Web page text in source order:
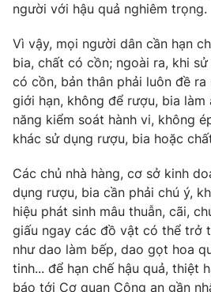
THỜI BÁO VTV
Theo dõi báo trên
Cơ quan chủ quản:Đài Truyền hình
Giấy phép hoạt động báo in và báo
cấp ngày 29/12/2023
Tổng Biên tập:Vũ Thanh Thủy
Phó Tổng Biên tập:
Nguyễn Thị Mỹ
Nguyễn Trọng Ninh
Tổng đài VTV: 024.38 355 931 -
người với hậu quả nghiêm trọng.
Vì vậy, mọi người dân cần hạn
bia, chất có cồn; ngoài ra, khi
có cồn, bản thân phải luôn đề
giới hạn, không để rượu, bia làm
năng kiểm soát hành vi, không
khác sử dụng rượu, bia hoặc
Các chủ nhà hàng, cơ sở kinh
dụng rượu, bia cần phải chú ý,
hiệu phát sinh mâu thuẫn, cãi,
giấu ngay các đồ vật có thể trở
như dao làm bếp, dao gọt hoa
tinh... để hạn chế hậu quả, thiệt
báo tới Cơ quan Công an gần